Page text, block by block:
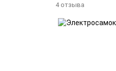
4 отзыва